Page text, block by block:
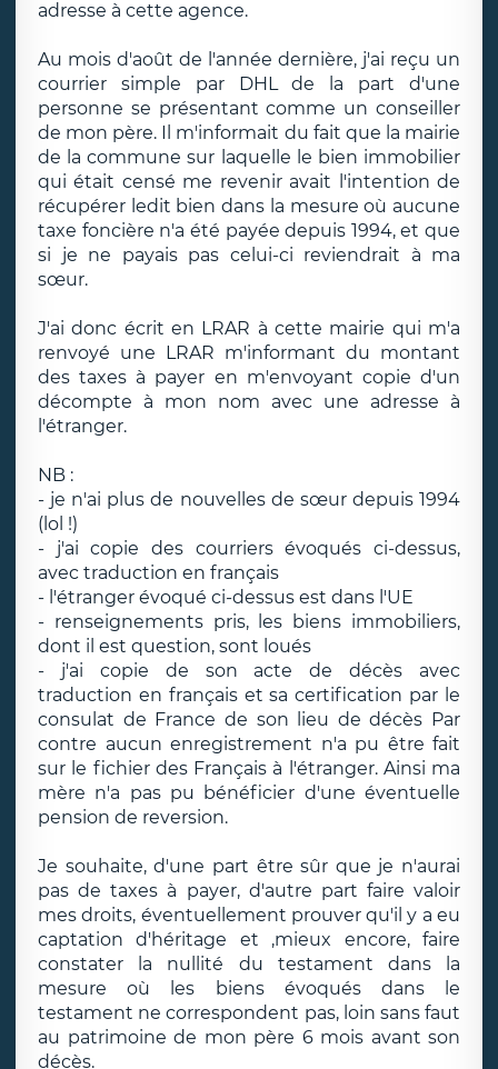
adresse à cette agence.
Au mois d'août de l'année dernière, j'ai reçu un
courrier simple par DHL de la part d'une
personne se présentant comme un conseiller
de mon père. Il m'informait du fait que la mairie
de la commune sur laquelle le bien immobilier
qui était censé me revenir avait l'intention de
récupérer ledit bien dans la mesure où aucune
taxe foncière n'a été payée depuis 1994, et que
si je ne payais pas celui-ci reviendrait à ma
sœur.
J'ai donc écrit en LRAR à cette mairie qui m'a
renvoyé une LRAR m'informant du montant
des taxes à payer en m'envoyant copie d'un
décompte à mon nom avec une adresse à
l'étranger.
NB :
- je n'ai plus de nouvelles de sœur depuis 1994
(lol !)
- j'ai copie des courriers évoqués ci-dessus,
avec traduction en français
- l'étranger évoqué ci-dessus est dans l'UE
- renseignements pris, les biens immobiliers,
dont il est question, sont loués
- j'ai copie de son acte de décès avec
traduction en français et sa certification par le
consulat de France de son lieu de décès Par
contre aucun enregistrement n'a pu être fait
sur le fichier des Français à l'étranger. Ainsi ma
mère n'a pas pu bénéficier d'une éventuelle
pension de reversion.
Je souhaite, d'une part être sûr que je n'aurai
pas de taxes à payer, d'autre part faire valoir
mes droits, éventuellement prouver qu'il y a eu
captation d'héritage et ,mieux encore, faire
constater la nullité du testament dans la
mesure où les biens évoqués dans le
testament ne correspondent pas, loin sans faut
au patrimoine de mon père 6 mois avant son
décès.